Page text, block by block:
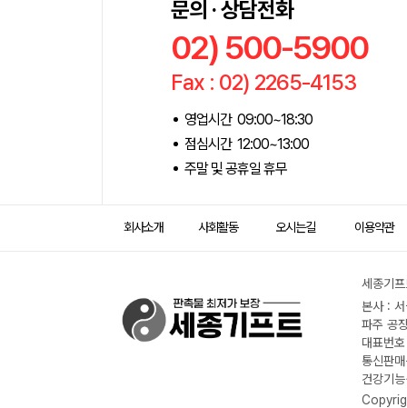
문의 · 상담전화
02) 500-5900
Fax : 02) 2265-4153
영업시간 09:00~18:30
점심시간 12:00~13:00
주말 및 공휴일 휴무
회사소개 사회활동 오시는길 이용약관
세종기
본사 :
파주 공
대표번
통신판
건강기